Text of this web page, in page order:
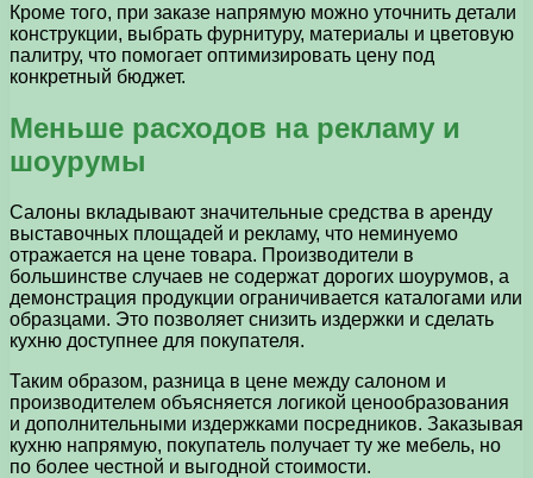
Кроме того, при заказе напрямую можно уточнить детали
конструкции, выбрать фурнитуру, материалы и цветовую
палитру, что помогает оптимизировать цену под
конкретный бюджет.
Меньше расходов на рекламу и
шоурумы
Салоны вкладывают значительные средства в аренду
выставочных площадей и рекламу, что неминуемо
отражается на цене товара. Производители в
большинстве случаев не содержат дорогих шоурумов, а
демонстрация продукции ограничивается каталогами или
образцами. Это позволяет снизить издержки и сделать
кухню доступнее для покупателя.
Таким образом, разница в цене между салоном и
производителем объясняется логикой ценообразования
и дополнительными издержками посредников. Заказывая
кухню напрямую, покупатель получает ту же мебель, но
по более честной и выгодной стоимости.